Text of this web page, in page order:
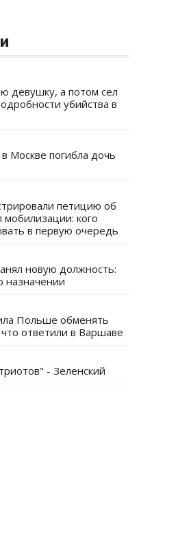
девушку, а потом сел
убийства в
Москве погибла дочь
петицию об
кого
в первую очередь
новую должность:
назначении
Польше обменять
ответили в Варшаве
- Зеленский